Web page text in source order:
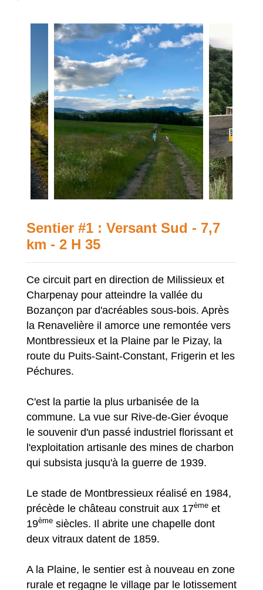
Sentier #1 : Versant Sud - 7,7
km - 2 H 35
Ce circuit part en direction de Milissieux et
Charpenay pour atteindre la vallée du
Bozançon par d'acréables sous-bois. Après
la Renavelière il amorce une remontée vers
Montbressieux et la Plaine par le Pizay, la
route du Puits-Saint-Constant, Frigerin et les
Péchures.
C'est la partie la plus urbanisée de la
commune. La vue sur Rive-de-Gier évoque
le souvenir d'un passé industriel florissant et
l'exploitation artisanle des mines de charbon
qui subsista jusqu'à la guerre de 1939.
Le stade de Montbressieux réalisé en 1984,
précède le château construit aux 17ème et
19ème siècles. Il abrite une chapelle dont
deux vitraux datent de 1859.
A la Plaine, le sentier est à nouveau en zone
rurale et regagne le village par le lotissement